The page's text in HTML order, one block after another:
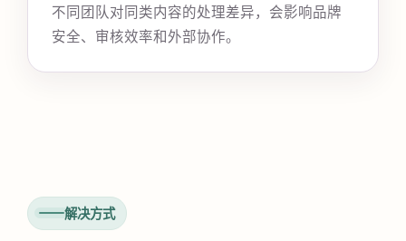
不同团队对同类内容的处理差异，会影响品牌
安全、审核效率和外部协作。
解决方式